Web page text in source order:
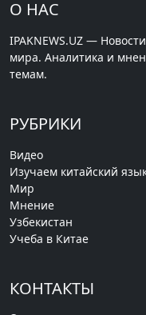
О НАС
IPAKNEWS.UZ —
мира. Аналитика и
темам.
РУБРИКИ
Видео
Изучаем китайский
Мир
Мнение
Узбекистан
Учеба в Китае
КОНТАКТЫ